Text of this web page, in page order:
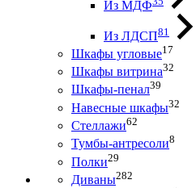
Из МДФ
Из ЛДСП81
Шкафы угловые17
Шкафы витрина32
Шкафы-пенал39
Навесные шкафы32
Стеллажи62
Тумбы-антресоли8
Полки29
Диваны282